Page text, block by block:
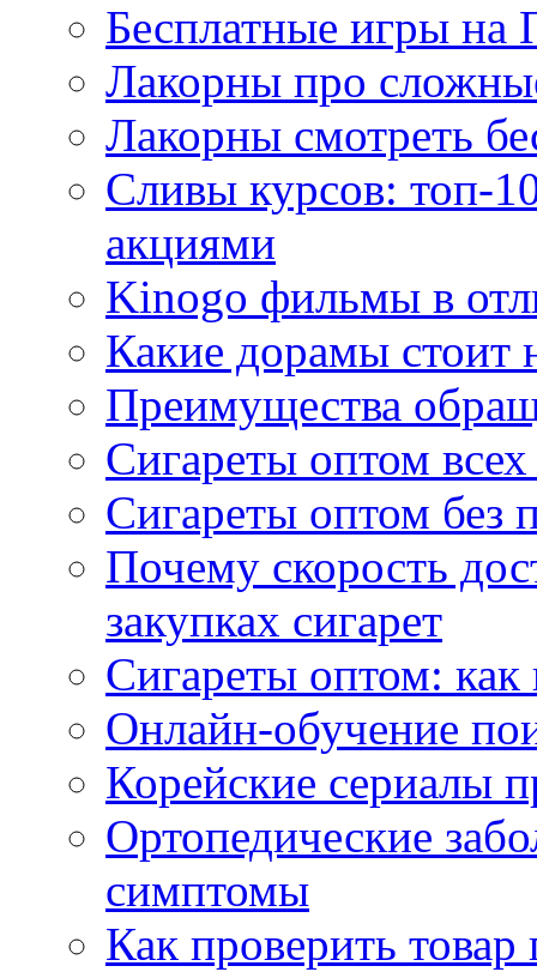
Бесплатные игры на
Лакорны про
Лакорны смотреть
Сливы курсов: топ-
акциями
Kinogo фильмы в
Какие дорамы стоит
Преимущества
Сигареты оптом
Сигареты оптом без
Почему скорость
закупках сигарет
Сигареты оптом:
Онлайн-обучение
Корейские сериалы
Ортопедические
симптомы
Как проверить товар